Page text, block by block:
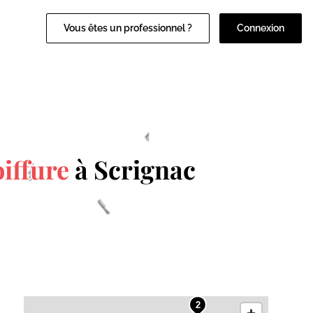
Vous êtes un professionnel ? Connexion
à Scrignac
2